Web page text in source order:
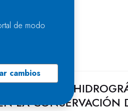
2024
LA CONSERVACIÓN
de modo
cambios